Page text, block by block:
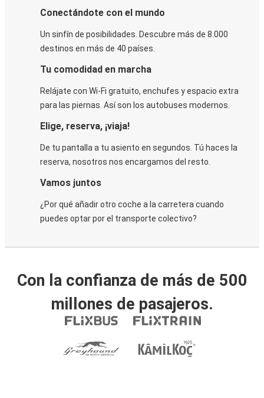
Conectándote con el mundo
Un sinfín de posibilidades. Descubre más de 8.000
destinos en más de 40 países.
Tu comodidad en marcha
Relájate con Wi-Fi gratuito, enchufes y espacio extra
para las piernas. Así son los autobuses modernos.
Elige, reserva, ¡viaja!
De tu pantalla a tu asiento en segundos. Tú haces la
reserva, nosotros nos encargamos del resto.
Vamos juntos
¿Por qué añadir otro coche a la carretera cuando
puedes optar por el transporte colectivo?
Con la confianza de más de 500
millones de pasajeros.